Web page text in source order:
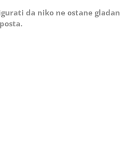
da niko ne ostane gladan